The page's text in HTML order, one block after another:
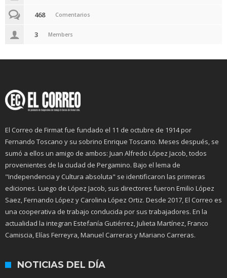
468 Comentarios
3 Members
El Correo de Firmat fue fundado el 11 de octubre de 1914 por
Fernando Toscano y su sobrino Enrique Toscano. Meses después, se
sumó a ellos un amigo de ambos: Juan Alfredo López Jacob, todos
provenientes de la ciudad de Pergamino. Bajo el lema de
"Independencia y Cultura absoluta" se identificaron las primeras
ediciones. Luego de López Jacob, sus directores fueron Emilio López
Saez, Fernando López y Carolina López Ortiz. Desde 2017, El Correo es
una cooperativa de trabajo conducida por sus trabajadores. En la
actualidad la integran Estefanía Gutiérrez, Julieta Martínez, Franco
Camiscia, Elías Ferreyra, Manuel Carreras y Mariano Carreras.
NOTICIAS DEL DÍA